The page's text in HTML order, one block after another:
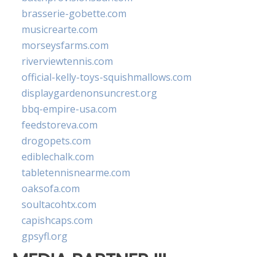
brasserie-gobette.com
musicrearte.com
morseysfarms.com
riverviewtennis.com
official-kelly-toys-squishmallows.com
displaygardenonsuncrest.org
bbq-empire-usa.com
feedstoreva.com
drogopets.com
ediblechalk.com
tabletennisnearme.com
oaksofa.com
soultacohtx.com
capishcaps.com
gpsyfl.org